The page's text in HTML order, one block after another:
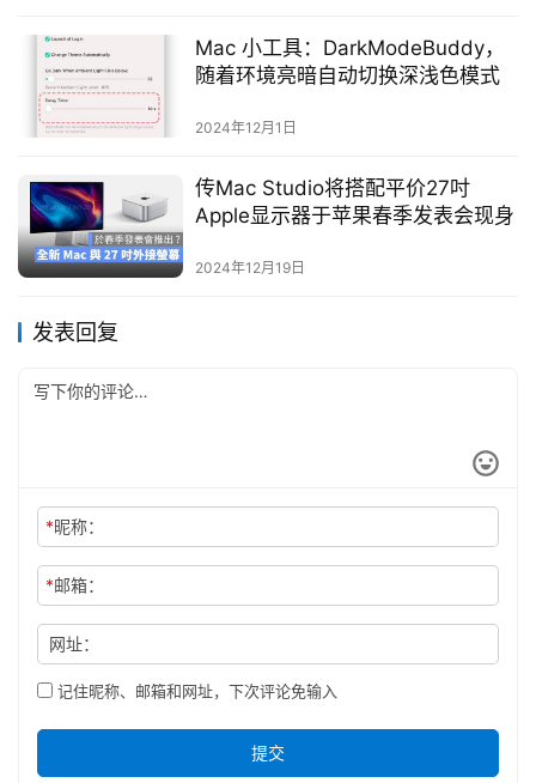
Mac 小工具：DarkModeBuddy，
随着环境亮暗自动切换深浅色模式
2024年12月1日
传Mac Studio将搭配平价27吋
Apple显示器于苹果春季发表会现身
2024年12月19日
发表回复
*昵称：
*邮箱：
网址：
记住昵称、邮箱和网址，下次评论免输入
提交